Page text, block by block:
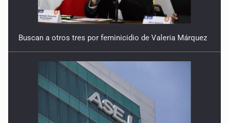
Buscan a otros tres por feminicidio de Valeria Márquez